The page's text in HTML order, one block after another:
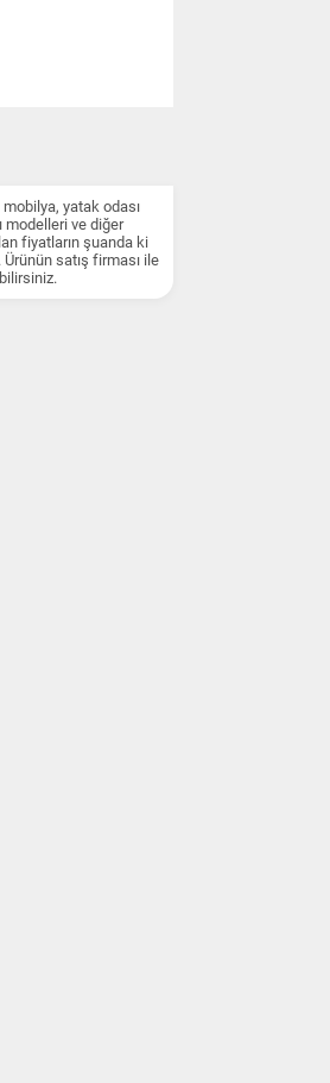
yatak odası
modelleri ve diğer
fiyatların şuanda ki
satış firması ile